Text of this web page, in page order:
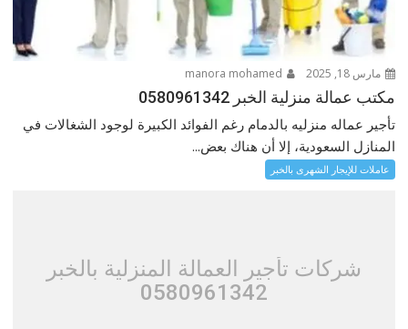
مارس 18, 2025
مكتب عمالة منزلية الخبر 0580961342
تأجير عماله منزليه بالدمام رغم الفوائد الكبيرة لوجود الشغالات في
المنازل السعودية، إلا أن هناك بعض...
عاملات للإيجار الشهرى بالخبر
شركات تأجير العمالة المنزلية بالخبر
0580961342